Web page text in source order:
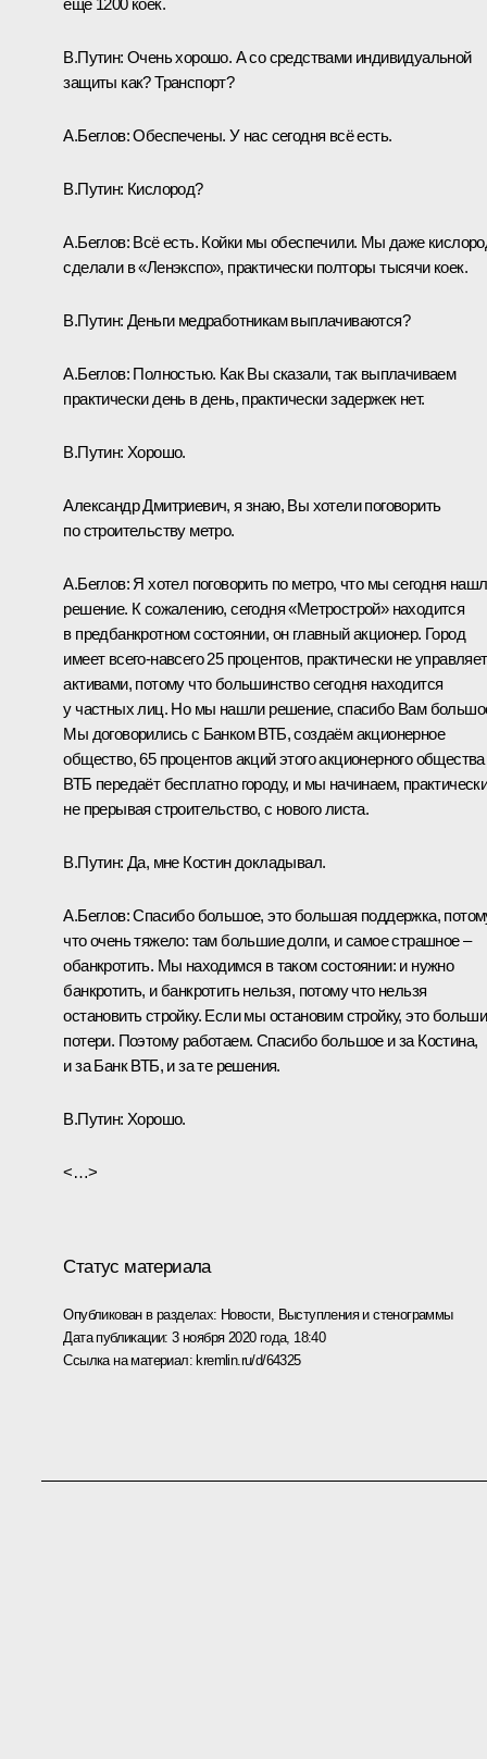
В.Путин: Очень хорошо. А со средствами индивидуальной
защиты как? Транспорт?
А.Беглов: Обеспечены. У нас сегодня всё есть.
В.Путин: Кислород?
А.Беглов: Всё есть. Койки мы обеспечили. Мы даже
сделали в «Ленэкспо», практически полторы тысячи коек.
В.Путин: Деньги медработникам выплачиваются?
А.Беглов: Полностью. Как Вы сказали, так выплачиваем
практически день в день, практически задержек нет.
В.Путин: Хорошо.
Александр Дмитриевич, я знаю, Вы хотели поговорить
по строительству метро.
А.Беглов: Я хотел поговорить по метро, что мы сегодня
решение. К сожалению, сегодня «Метрострой» находится
в предбанкротном состоянии, он главный акционер. Город
имеет всего-навсего 25 процентов, практически не управляет
активами, потому что большинство сегодня находится
у частных лиц. Но мы нашли решение, спасибо Вам
Мы договорились с Банком ВТБ, создаём акционерное
общество, 65 процентов акций этого акционерного общества
ВТБ передаёт бесплатно городу, и мы начинаем,
не прерывая строительство, с нового листа.
В.Путин: Да, мне Костин докладывал.
А.Беглов: Спасибо большое, это большая поддержка,
что очень тяжело: там большие долги, и самое страшное –
обанкротить. Мы находимся в таком состоянии: и нужно
банкротить, и банкротить нельзя, потому что нельзя
остановить стройку. Если мы остановим стройку, это
потери. Поэтому работаем. Спасибо большое и за Костина,
и за Банк ВТБ, и за те решения.
В.Путин: Хорошо.
<…>
Статус материала
Опубликован в разделах: Новости, Выступления и стенограммы
Дата публикации:3 ноября 2020 года, 18:40
Ссылка на материал: kremlin.ru/d/64325